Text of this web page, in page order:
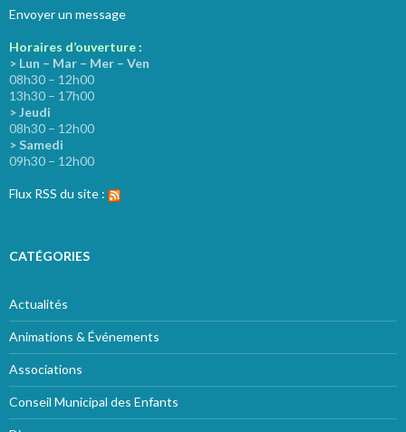
Envoyer un message
Horaires d’ouverture :
> Lun – Mar – Mer – Ven
08h30 – 12h00
13h30 – 17h00
> Jeudi
08h30 – 12h00
> Samedi
09h30 – 12h00
Flux RSS du site :
CATÉGORIES
Actualités
Animations & Événements
Associations
Conseil Municipal des Enfants